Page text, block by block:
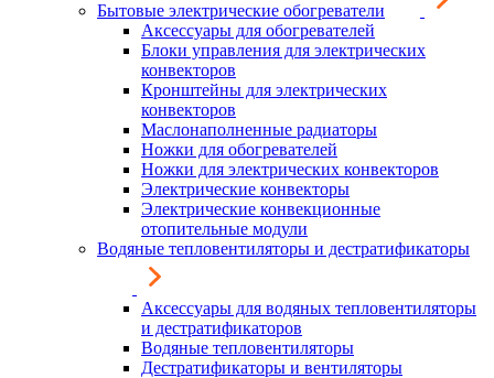
Бытовые электрические обогреватели
Аксессуары для обогревателей
Блоки управления для электрических
конвекторов
Кронштейны для электрических
конвекторов
Маслонаполненные радиаторы
Ножки для обогревателей
Ножки для электрических конвекторов
Электрические конвекторы
Электрические конвекционные
отопительные модули
Водяные тепловентиляторы и дестратификаторы
Аксессуары для водяных тепловентиляторы
и дестратификаторов
Водяные тепловентиляторы
Дестратификаторы и вентиляторы